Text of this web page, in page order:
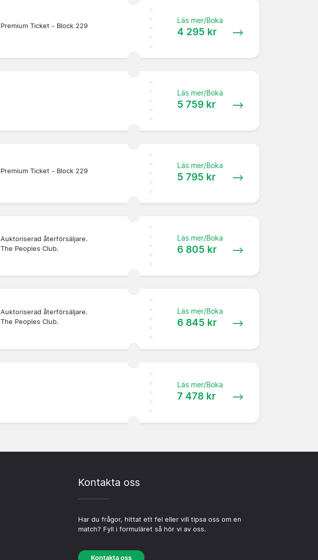
Premium Ticket - Block 229
Läs mer/Boka
4 295 kr
Läs mer/Boka
5 759 kr
Premium Ticket - Block 229
Läs mer/Boka
5 795 kr
Auktoriserad återförsäljare.
The Peoples Club.
Läs mer/Boka
6 805 kr
Auktoriserad återförsäljare.
The Peoples Club.
Läs mer/Boka
6 845 kr
Läs mer/Boka
7 478 kr
Kontakta oss
Har du frågor, hittat ett fel eller vill tipsa oss om en
match? Fyll i formuläret så hör vi av oss.
Kontakta oss